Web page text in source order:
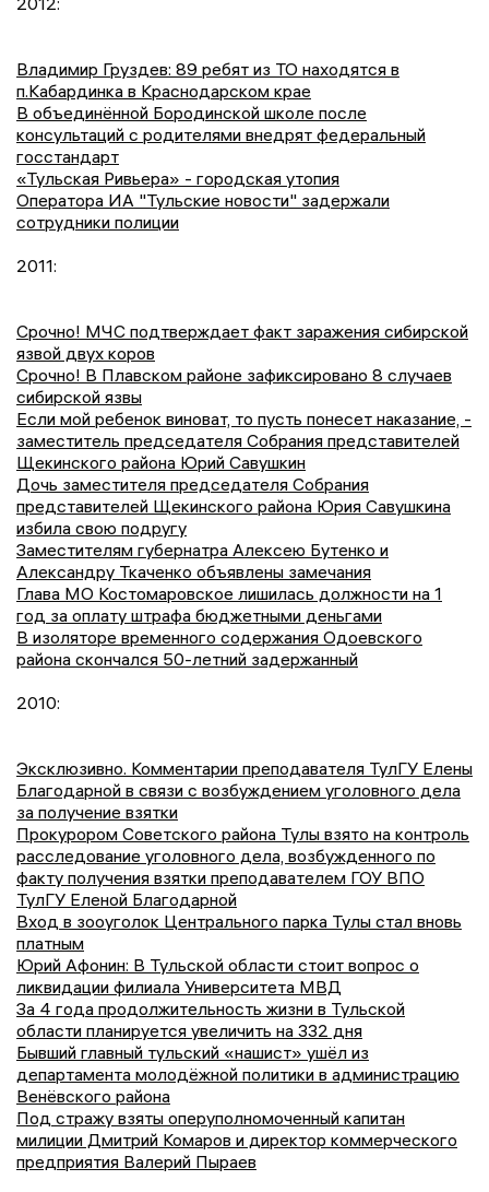
Владимир Груздев: 89 ребят из ТО находятся в
п.Кабардинка в Краснодарском крае
В объединённой Бородинской школе после
консультаций с родителями внедрят федеральный
госстандарт
«Тульская Ривьера» - городская утопия
Оператора ИА "Тульские новости" задержали
сотрудники полиции
2011:
Срочно! МЧС подтверждает факт заражения сибирской
язвой двух коров
Срочно! В Плавском районе зафиксировано 8 случаев
сибирской язвы
Если мой ребенок виноват, то пусть понесет наказание, -
заместитель председателя Собрания представителей
Щекинского района Юрий Савушкин
Дочь заместителя председателя Собрания
представителей Щекинского района Юрия Савушкина
избила свою подругу
Заместителям губернатра Алексею Бутенко и
Александру Ткаченко объявлены замечания
Глава МО Костомаровское лишилась должности на 1
год за оплату штрафа бюджетными деньгами
В изоляторе временного содержания Одоевского
района скончался 50-летний задержанный
2010:
Эксклюзивно. Комментарии преподавателя ТулГУ Елены
Благодарной в связи с возбуждением уголовного дела
за получение взятки
Прокурором Советского района Тулы взято на контроль
расследование уголовного дела, возбужденного по
факту получения взятки преподавателем ГОУ ВПО
ТулГУ Еленой Благодарной
Вход в зооуголок Центрального парка Тулы стал вновь
платным
Юрий Афонин: В Тульской области стоит вопрос о
ликвидации филиала Университета МВД
За 4 года продолжительность жизни в Тульской
области планируется увеличить на 332 дня
Бывший главный тульский «нашист» ушёл из
департамента молодёжной политики в администрацию
Венёвского района
Под стражу взяты оперуполномоченный капитан
милиции Дмитрий Комаров и директор коммерческого
предприятия Валерий Пыраев